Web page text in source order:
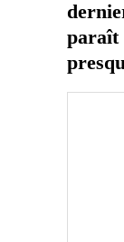
paraît